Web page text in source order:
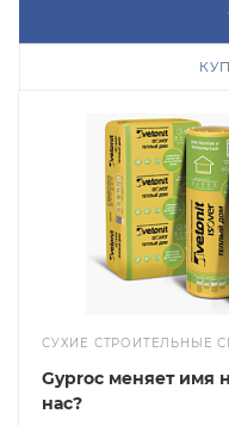
СУХИЕ СТРОИТЕЛЬНЫЕ
Gyproc меняет имя
нас?